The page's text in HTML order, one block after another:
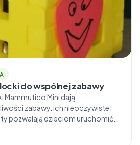
do wspólnej zabawy
Mammutico Mini dają
zabawy. Ich nieoczywiste i
pozwalają dzieciom uruchomić
umiejętność, jaka przydaje się
tymi puzzlami, to